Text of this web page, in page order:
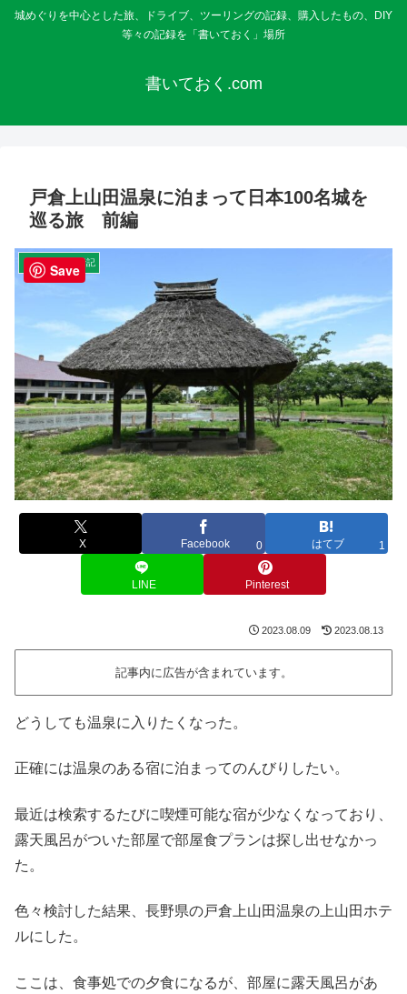
城めぐりを中心とした旅、ドライブ、ツーリングの記録、購入したもの、DIY
等々の記録を「書いておく」場所
書いておく.com
戸倉上山田温泉に泊まって日本100名城を
巡る旅 前編
ドライブ・旅行記
X Facebook 0 はてブ 1
LINE Pinterest
2023.08.09 2023.08.13
記事内に広告が含まれています。
どうしても温泉に入りたくなった。
正確には温泉のある宿に泊まってのんびりしたい。
最近は検索するたびに喫煙可能な宿が少なくなっており、
露天風呂がついた部屋で部屋食プランは探し出せなかっ
た。
色々検討した結果、長野県の戸倉上山田温泉の上山田ホテ
ルにした。
ここは、食事処での夕食になるが、部屋に露天風呂があ
Save